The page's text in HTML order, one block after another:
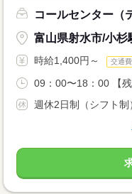
コールセンター（
富山県射水市/小杉
時給1,400円～ 交通
09：00〜18：00 【
週休2日制（シフト制